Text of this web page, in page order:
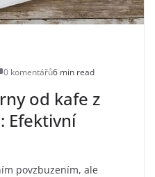
0 komentářů6 min read
od kafe z
Efektivní
povzbuzením, ale